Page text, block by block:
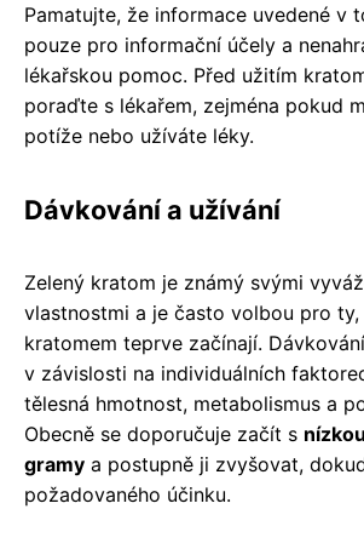
Pamatujte, že informace uvedené v
pouze pro informační účely a
lékařskou pomoc. Před užitím
poraďte s lékařem, zejména pokud
potíže nebo užíváte léky.
Dávkování a užívání
Zelený kratom je známý svými
vlastnostmi a je často volbou pro
kratomem teprve začínají.
v závislosti na individuálních
tělesná hmotnost, metabolismus a
Obecně se doporučuje začít s
gramy a postupně ji zvyšovat,
požadovaného účinku.